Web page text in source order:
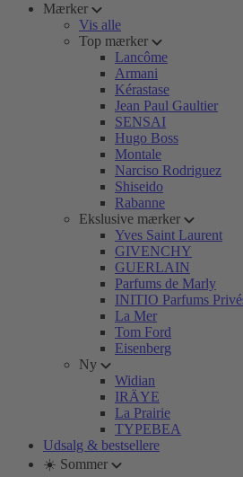
Mærker
Vis alle
Top mærker
Lancôme
Armani
Kérastase
Jean Paul Gaultier
SENSAI
Hugo Boss
Montale
Narciso Rodriguez
Shiseido
Rabanne
Ekslusive mærker
Yves Saint Laurent
GIVENCHY
GUERLAIN
Parfums de Marly
INITIO Parfums
La Mer
Tom Ford
Eisenberg
Ny
Widian
IRÄYE
La Prairie
TYPEBEA
Udsalg & bestsellere
☀️ Sommer